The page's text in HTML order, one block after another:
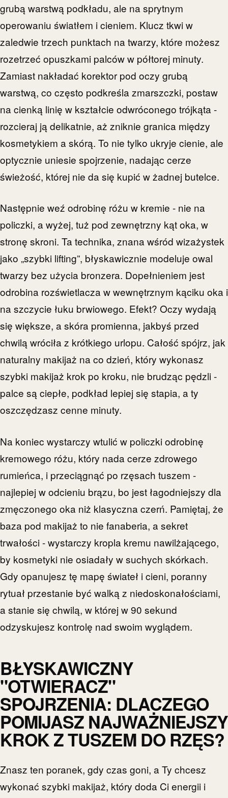
grubą warstwą podkładu, ale na sprytnym
operowaniu światłem i cieniem. Klucz tkwi w
zaledwie trzech punktach na twarzy, które możesz
rozetrzeć opuszkami palców w półtorej minuty.
Zamiast nakładać korektor pod oczy grubą
warstwą, co często podkreśla zmarszczki, postaw
na cienką linię w kształcie odwróconego trójkąta -
rozcieraj ją delikatnie, aż zniknie granica między
kosmetykiem a skórą. To nie tylko ukryje cienie, ale
optycznie uniesie spojrzenie, nadając cerze
świeżość, której nie da się kupić w żadnej butelce.
Następnie weź odrobinę różu w kremie - nie na
policzki, a wyżej, tuż pod zewnętrzny kąt oka, w
stronę skroni. Ta technika, znana wśród wizażystek
jako „szybki lifting”, błyskawicznie modeluje owal
twarzy bez użycia bronzera. Dopełnieniem jest
odrobina rozświetlacza w wewnętrznym kąciku oka i
na szczycie łuku brwiowego. Efekt? Oczy wydają
się większe, a skóra promienna, jakbyś przed
chwilą wróciła z krótkiego urlopu. Całość spójrz, jak
naturalny makijaż na co dzień, który wykonasz
szybki makijaż krok po kroku, nie brudząc pędzli -
palce są ciepłe, podkład lepiej się stapia, a ty
oszczędzasz cenne minuty.
Na koniec wystarczy wtulić w policzki odrobinę
kremowego różu, który nada cerze zdrowego
rumieńca, i przeciągnąć po rzęsach tuszem -
najlepiej w odcieniu brązu, bo jest łagodniejszy dla
zmęczonego oka niż klasyczna czerń. Pamiętaj, że
baza pod makijaż to nie fanaberia, a sekret
trwałości - wystarczy kropla kremu nawilżającego,
by kosmetyki nie osiadały w suchych skórkach.
Gdy opanujesz tę mapę świateł i cieni, poranny
rytuał przestanie być walką z niedoskonałościami,
a stanie się chwilą, w której w 90 sekund
odzyskujesz kontrolę nad swoim wyglądem.
BŁYSKAWICZNY
"OTWIERACZ"
SPOJRZENIA: DLACZEGO
POMIJASZ NAJWAŻNIEJSZY
KROK Z TUSZEM DO RZĘS?
Znasz ten poranek, gdy czas goni, a Ty chcesz
wykonać szybki makijaż, który doda Ci energii i